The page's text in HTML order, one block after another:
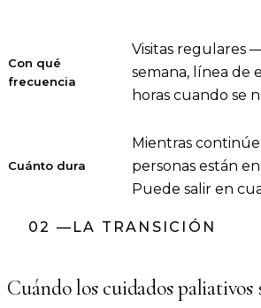
Con qué
frecuencia
Visitas regulares
semana, línea de
horas cuando se
Cuánto dura
Mientras
personas están
Puede salir en
02 — LA TRANSICIÓN
Cuándo los cuidados paliativos